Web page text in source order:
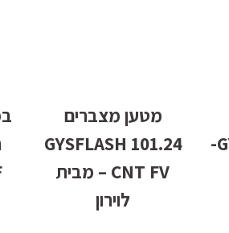
50.24 GYSFLASH-
מטען מצברים
101.24 GYSFLASH
CNT FV – מבית
לוירון